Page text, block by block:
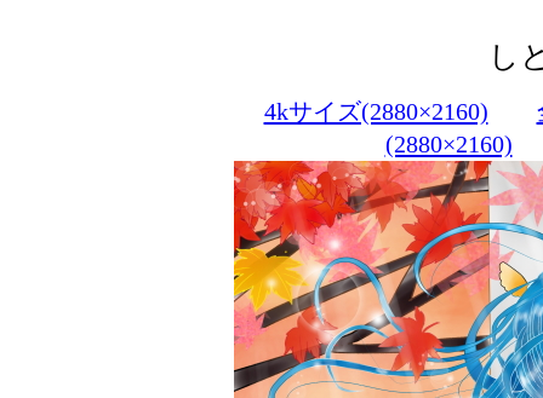
し
4kサイズ(2880×2160)
(2880×2160)